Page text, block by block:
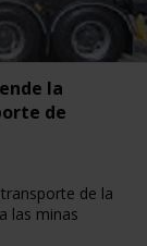
la
de
de la
las minas